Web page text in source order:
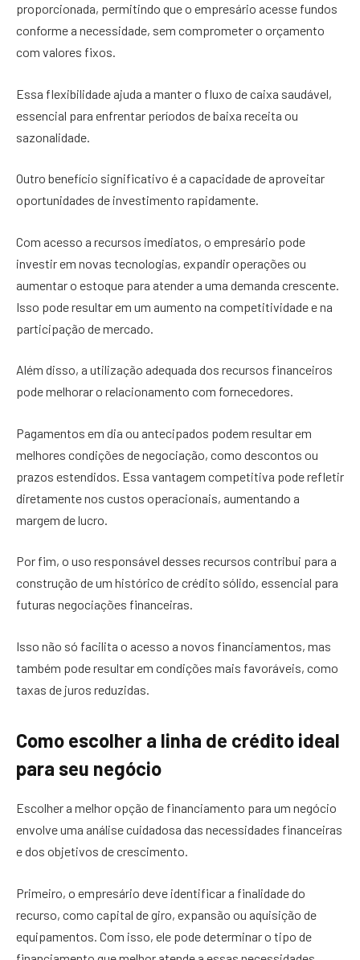
proporcionada, permitindo que o empresário acesse fundos
conforme a necessidade, sem comprometer o orçamento
com valores fixos.
Essa flexibilidade ajuda a manter o fluxo de caixa saudável,
essencial para enfrentar períodos de baixa receita ou
sazonalidade.
Outro benefício significativo é a capacidade de aproveitar
oportunidades de investimento rapidamente.
Com acesso a recursos imediatos, o empresário pode
investir em novas tecnologias, expandir operações ou
aumentar o estoque para atender a uma demanda crescente.
Isso pode resultar em um aumento na competitividade e na
participação de mercado.
Além disso, a utilização adequada dos recursos financeiros
pode melhorar o relacionamento com fornecedores.
Pagamentos em dia ou antecipados podem resultar em
melhores condições de negociação, como descontos ou
prazos estendidos. Essa vantagem competitiva pode refletir
diretamente nos custos operacionais, aumentando a
margem de lucro.
Por fim, o uso responsável desses recursos contribui para a
construção de um histórico de crédito sólido, essencial para
futuras negociações financeiras.
Isso não só facilita o acesso a novos financiamentos, mas
também pode resultar em condições mais favoráveis, como
taxas de juros reduzidas.
Como escolher a linha de crédito ideal
para seu negócio
Escolher a melhor opção de financiamento para um negócio
envolve uma análise cuidadosa das necessidades financeiras
e dos objetivos de crescimento.
Primeiro, o empresário deve identificar a finalidade do
recurso, como capital de giro, expansão ou aquisição de
equipamentos. Com isso, ele pode determinar o tipo de